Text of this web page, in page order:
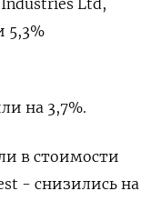
Ltd,
5,3%
на 3,7%.
в стоимости
- снизились на